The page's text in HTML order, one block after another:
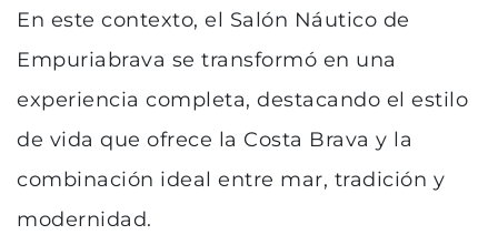
En este contexto, el Salón Náutico de
Empuriabrava se transformó en una
experiencia completa, destacando el estilo
de vida que ofrece la Costa Brava y la
combinación ideal entre mar, tradición y
modernidad.